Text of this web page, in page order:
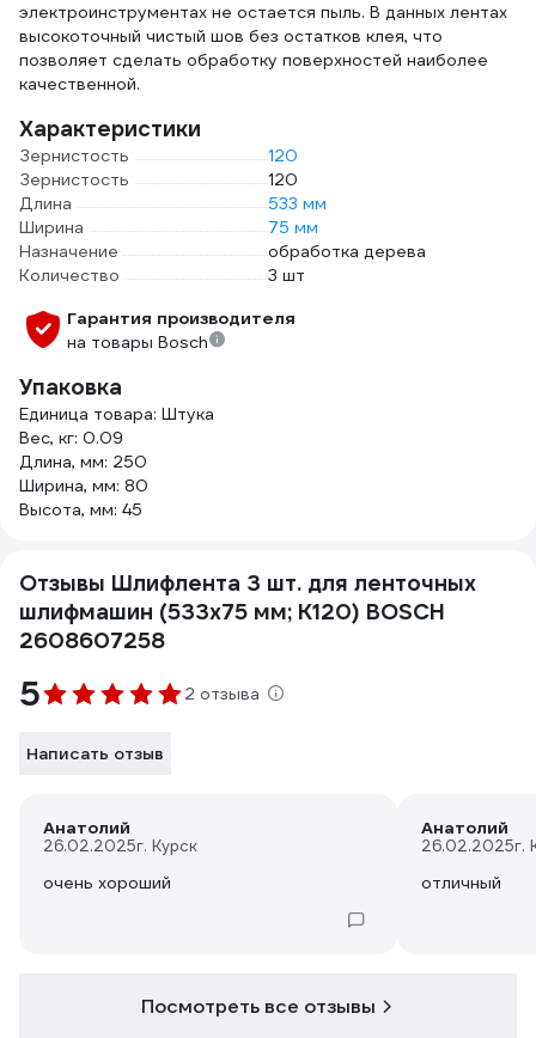
электроинструментах не остается пыль. В данных лентах
высокоточный чистый шов без остатков клея, что
позволяет сделать обработку поверхностей наиболее
качественной.
Характеристики
Зернистость
120
Зернистость
120
Длина
533 мм
Ширина
75 мм
Назначение
обработка дерева
Количество
3 шт
Гарантия производителя
на товары Bosch
Упаковка
Единица товара: Штука
Вес, кг: 0.09
Длина, мм: 250
Ширина, мм: 80
Высота, мм: 45
Отзывы Шлифлента 3 шт. для ленточных
шлифмашин (533х75 мм; К120) BOSCH
2608607258
5 2 отзыва
Написать отзыв
Анатолий
26.02.2025г. Курск
очень хороший
Анатолий
26.02.2025г.
отличный
Посмотреть все отзывы